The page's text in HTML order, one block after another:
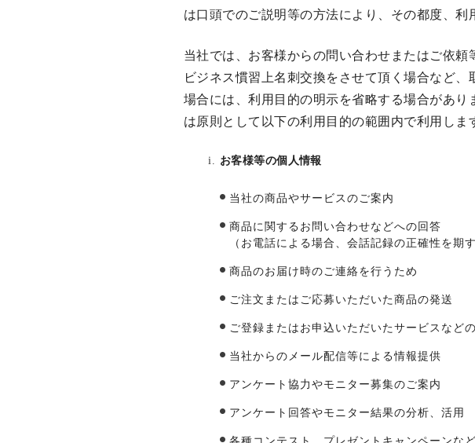
は口頭でのご説明等の方法により、その都度、利
当社では、お客様からの問い合わせまたはご依頼
ビジネス慣習上名刺交換をさせて頂く場合など
場合には、利用目的の明示を省略する場合があ
は原則として以下の利用目的の範囲内で利用しま
お客様等の個人情報
当社の商品やサービスのご案内
商品に関するお問い合わせなどへの回答
（お電話による場合、会話記録の正確性を期
商品のお届け時のご連絡を行うため
ご注文またはご応募いただいた商品の発送
ご登録またはお申込いただいたサービスなど
当社からのメール配信等による情報提供
アンケート協力やモニター募集のご案内
アンケート回答やモニター結果の分析、活用